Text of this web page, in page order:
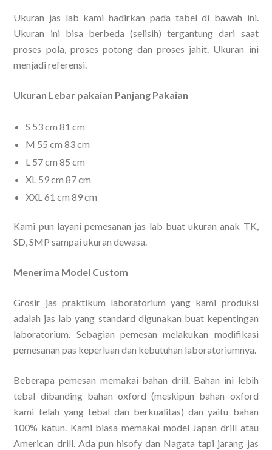
Ukuran jas lab kami hadirkan pada tabel di bawah ini.
Ukuran ini bisa berbeda (selisih) tergantung dari saat
proses pola, proses potong dan proses jahit. Ukuran ini
menjadi referensi.
Ukuran Lebar pakaian Panjang Pakaian
S 53 cm 81 cm
M 55 cm 83 cm
L 57 cm 85 cm
XL 59 cm 87 cm
XXL 61 cm 89 cm
Kami pun layani pemesanan jas lab buat ukuran anak TK,
SD, SMP sampai ukuran dewasa.
Menerima Model Custom
Grosir jas praktikum laboratorium yang kami produksi
adalah jas lab yang standard digunakan buat kepentingan
laboratorium. Sebagian pemesan melakukan modifikasi
pemesanan pas keperluan dan kebutuhan laboratoriumnya.
Beberapa pemesan memakai bahan drill. Bahan ini lebih
tebal dibanding bahan oxford (meskipun bahan oxford
kami telah yang tebal dan berkualitas) dan yaitu bahan
100% katun. Kami biasa memakai model Japan drill atau
American drill. Ada pun hisofy dan Nagata tapi jarang jas